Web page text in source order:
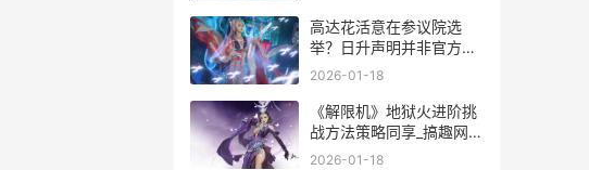
高达花活意在参议院选
举？日升声明并非官方行
为_搞趣网 高达hug rg
2026-01-18
《解限机》地狱火进阶挑
战方法策略同享_搞趣网
解限什么意思
2026-01-18